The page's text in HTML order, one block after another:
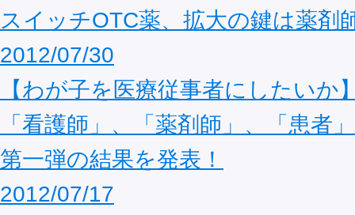
スイッチOTC薬、拡大の鍵は薬剤
2012/07/30
【わが子を医療従事者にしたいか
「看護師」、「薬剤師」、「患者
第一弾の結果を発表！
2012/07/17